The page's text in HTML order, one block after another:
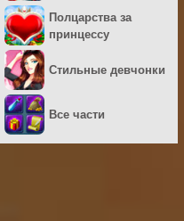
Полцарства за
принцессу
Стильные девчонки
Все части